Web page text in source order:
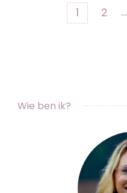
Berichten
Page
1 Page
2 …
Wie ben ik?